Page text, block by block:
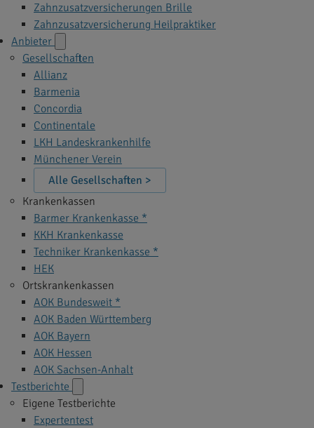
Zahnzusatzversicherungen Brille
Zahnzusatzversicherung Heilpraktiker
Anbieter
Gesellschaften
Allianz
Barmenia
Concordia
Continentale
LKH Landeskrankenhilfe
Münchener Verein
Alle Gesellschaften >
Krankenkassen
Barmer Krankenkasse *
KKH Krankenkasse
Techniker Krankenkasse *
HEK
Ortskrankenkassen
AOK Bundesweit *
AOK Baden Württemberg
AOK Bayern
AOK Hessen
AOK Sachsen-Anhalt
Testberichte
Eigene Testberichte
Expertentest